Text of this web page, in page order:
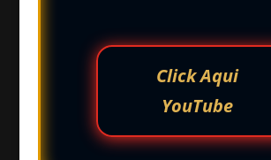
Click Aqui
YouTube